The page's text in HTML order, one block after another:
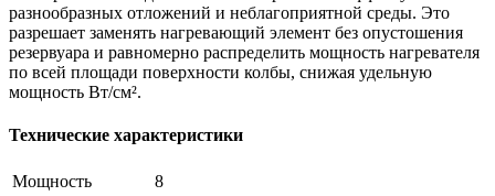
разнообразных отложений и неблагоприятной среды. Это
разрешает заменять нагревающий элемент без опустошения
резервуара и равномерно распределить мощность нагревателя
по всей площади поверхности колбы, снижая удельную
мощность Вт/см².
Технические характеристики
Мощность
8